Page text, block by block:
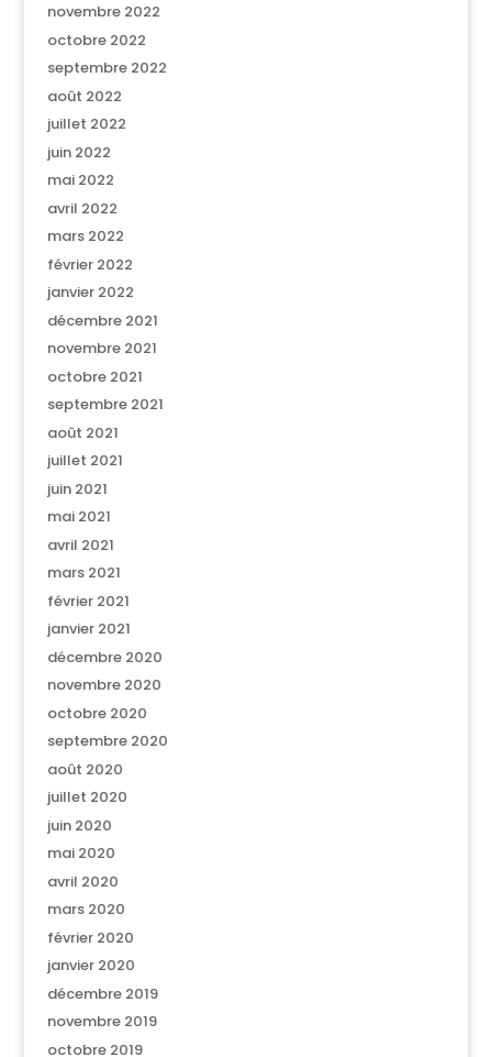
novembre 2022
octobre 2022
septembre 2022
août 2022
juillet 2022
juin 2022
mai 2022
avril 2022
mars 2022
février 2022
janvier 2022
décembre 2021
novembre 2021
octobre 2021
septembre 2021
août 2021
juillet 2021
juin 2021
mai 2021
avril 2021
mars 2021
février 2021
janvier 2021
décembre 2020
novembre 2020
octobre 2020
septembre 2020
août 2020
juillet 2020
juin 2020
mai 2020
avril 2020
mars 2020
février 2020
janvier 2020
décembre 2019
novembre 2019
octobre 2019